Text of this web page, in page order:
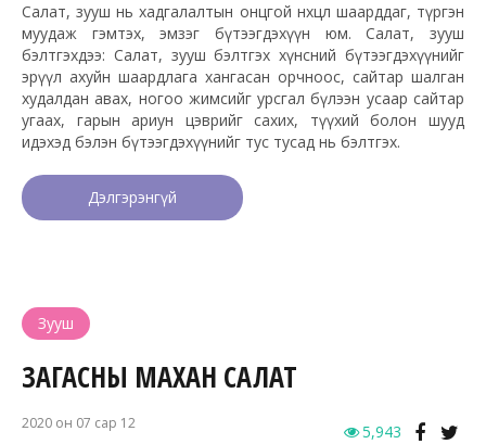
Салат, зууш нь хадгалалтын онцгой нөхцөл шаарддаг, түргэн
муудаж гэмтэх, эмзэг бүтээгдэхүүн юм. Салат, зууш
бэлтгэхдээ: Салат, зууш бэлтгэх хүнсний бүтээгдэхүүнийг
эрүүл ахуйн шаардлага хангасан орчноос, сайтар шалган
худалдан авах, ногоо жимсийг урсгал бүлээн усаар сайтар
угаах, гарын ариун цэврийг сахих, түүхий болон шууд
идэхэд бэлэн бүтээгдэхүүнийг тус тусад нь бэлтгэх.
Дэлгэрэнгүй
Зууш
ЗАГАСНЫ МАХАН САЛАТ
2020 он 07 сар 12 5,943